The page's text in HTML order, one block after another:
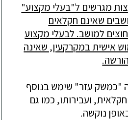
מגרשים ל"בעלי מקצוע"
שאינם חקלאים
למושב. לבעלי מקצוע
אישית במקרקעין, שאינה
"כמשק עזר" שימש בנוסף
ועבירותו, כמו גם
נוקשה.